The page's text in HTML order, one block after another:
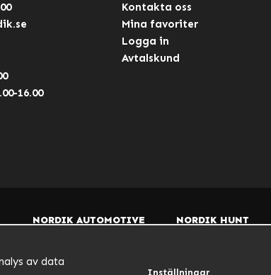
16.00
Kontakta oss
Mina favoriter
Logga in
Avtalskund
NORDIK AUTOMOTIVE NORDIK HUNT
av data
Inställningar